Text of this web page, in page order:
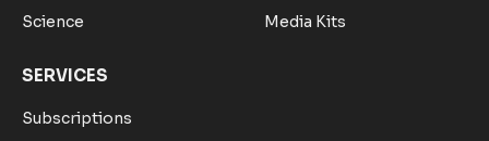
Science
Media Kits
SERVICES
Subscriptions